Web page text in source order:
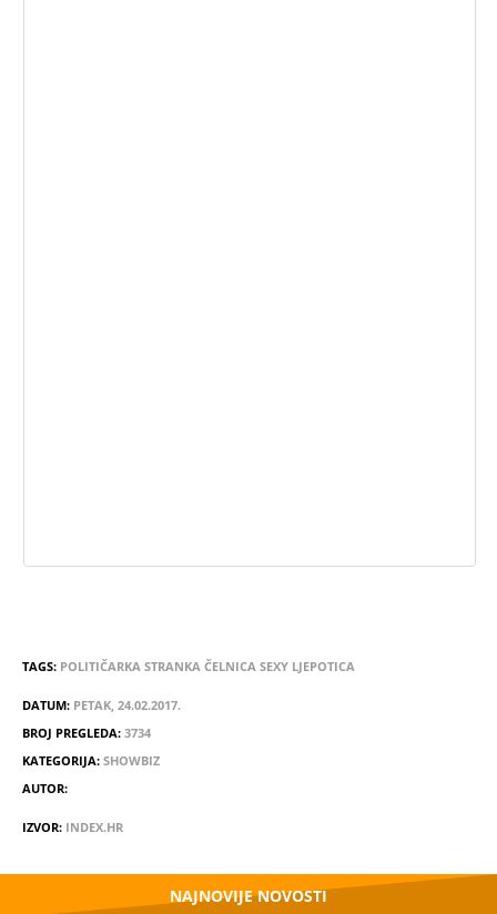
TAGS: POLITIČARKA STRANKA ČELNICA SEXY LJEPOTICA
DATUM: PETAK, 24.02.2017.
BROJ PREGLEDA: 3734
KATEGORIJA: SHOWBIZ
AUTOR:
IZVOR: INDEX.HR
NAJNOVIJE NOVOSTI